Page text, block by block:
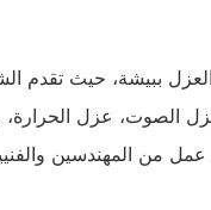
ببيشة، حيث تقدم
عزل الحرارة،
من المهندسين